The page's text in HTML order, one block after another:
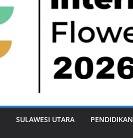
SULAWESI UTARA PENDIDIKAN